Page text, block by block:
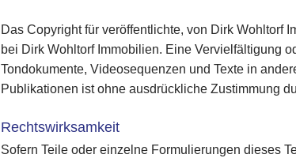
Das Copyright für veröffentlichte, von Dirk Wohltorf
bei Dirk Wohltorf Immobilien. Eine Vervielfältigung
Tondokumente, Videosequenzen und Texte in
Publikationen ist ohne ausdrückliche Zustimmung
Rechtswirksamkeit
Sofern Teile oder einzelne Formulierungen dieses